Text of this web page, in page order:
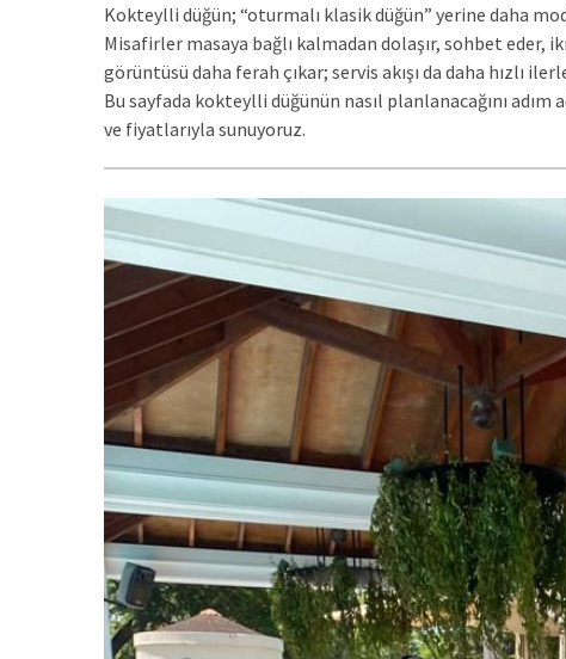
Kokteylli düğün; “oturmalı klasik düğün” yerine daha
Misafirler masaya bağlı kalmadan dolaşır, sohbet eder,
görüntüsü daha ferah çıkar; servis akışı da daha hızlı
Bu sayfada kokteylli düğünün nasıl planlanacağını adım
ve fiyatlarıyla sunuyoruz.